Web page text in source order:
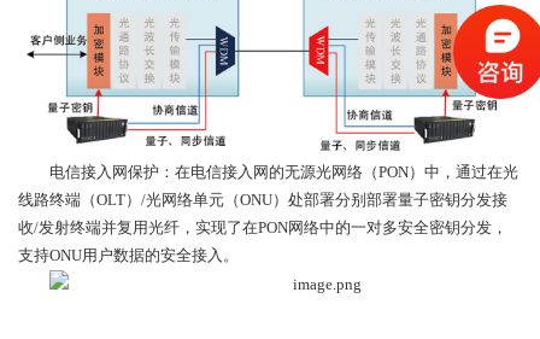
电信接入网保护：在电信接入网的无源光网络（PON）中，通过在光
线路终端（OLT）/光网络单元（ONU）处部署分别部署量子密钥分发接
收/发射终端并复用光纤，实现了在PON网络中的一对多安全密钥分发，
支持ONU用户数据的安全接入。